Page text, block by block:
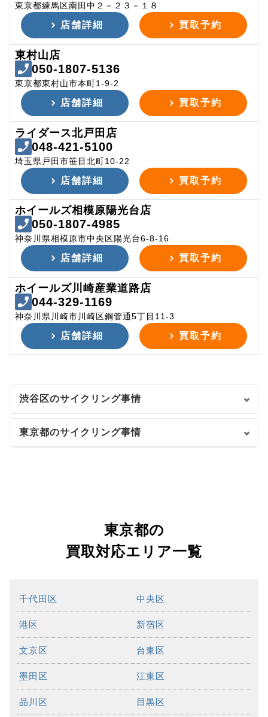
東京都練馬区南田中２－２３－１８
店舗詳細 買取予約
東村山店
050-1807-5136
東京都東村山市本町1-9-2
店舗詳細 買取予約
ライダース北戸田店
048-421-5100
埼玉県戸田市笹目北町10-22
店舗詳細 買取予約
ホイールズ相模原陽光台店
050-1807-4985
神奈川県相模原市中央区陽光台6-8-16
店舗詳細 買取予約
ホイールズ川崎産業道路店
044-329-1169
神奈川県川崎市川崎区鋼管通5丁目11-3
店舗詳細 買取予約
渋谷区のサイクリング事情
東京都のサイクリング事情
東京都の
買取対応エリア一覧
千代田区 中央区
港区 新宿区
文京区 台東区
墨田区 江東区
品川区 目黒区